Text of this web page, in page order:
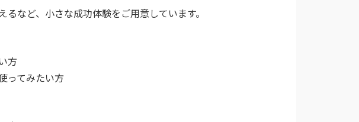
など、小さな成功体験をご用意しています。
方
ってみたい方